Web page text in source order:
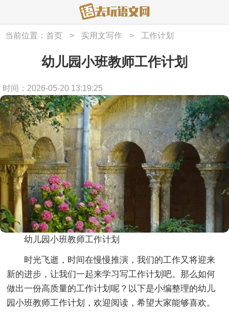
当前位置： 首页 > 实用文写作 > 工作计划
幼儿园小班教师工作计划
时间：2026-05-20 13:19:25
幼儿园小班教师工作计划
时光飞逝，时间在慢慢推演，我们的工作又将迎来
新的进步，让我们一起来学习写工作计划吧。那么如何
做出一份高质量的工作计划呢？以下是小编整理的幼儿
园小班教师工作计划，欢迎阅读，希望大家能够喜欢。